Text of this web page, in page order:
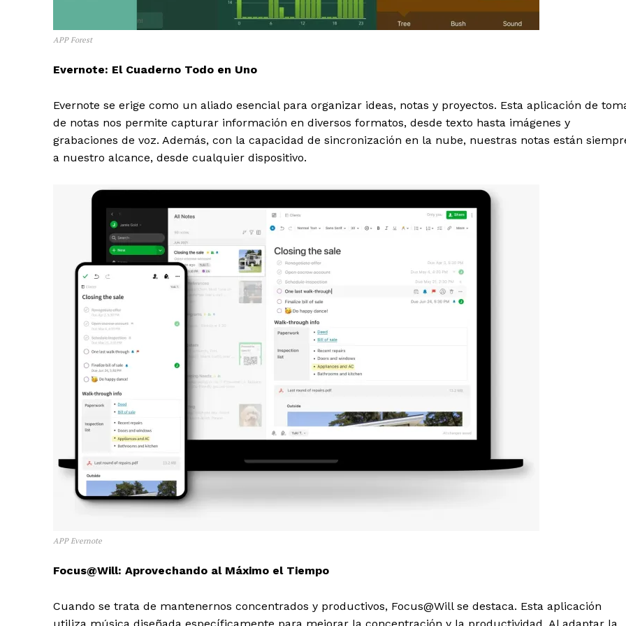
APP Forest
Evernote: El Cuaderno Todo en Uno
Evernote se erige como un aliado esencial para organizar ideas, notas y proyectos. Esta aplicación de
de notas nos permite capturar información en diversos formatos, desde texto hasta imágenes y
grabaciones de voz. Además, con la capacidad de sincronización en la nube, nuestras notas están
a nuestro alcance, desde cualquier dispositivo.
APP Evernote
Focus@Will: Aprovechando al Máximo el Tiempo
Cuando se trata de mantenernos concentrados y productivos, Focus@Will se destaca. Esta aplicación